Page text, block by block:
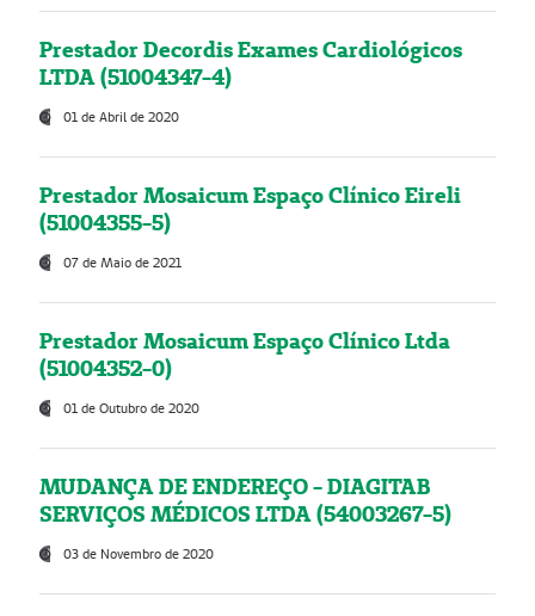
Prestador Decordis Exames Cardiológicos
LTDA (51004347-4)
01 de Abril de 2020
Prestador Mosaicum Espaço Clínico Eireli
(51004355-5)
07 de Maio de 2021
Prestador Mosaicum Espaço Clínico Ltda
(51004352-0)
01 de Outubro de 2020
MUDANÇA DE ENDEREÇO - DIAGITAB
SERVIÇOS MÉDICOS LTDA (54003267-5)
03 de Novembro de 2020